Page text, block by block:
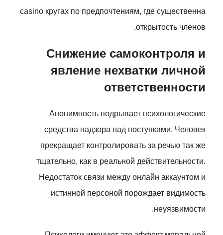
casino кругах по предпочтениям, где существенна
открытость членов.
Снижение самоконтроля и
явление нехватки личной
ответственности
Анонимность подрывает психологические
средства надзора над поступками. Человек
прекращает контролировать за речью так же
тщательно, как в реальной действительности.
Недостаток связи между онлайн аккаунтом и
истинной персоной порождает видимость
неуязвимости.